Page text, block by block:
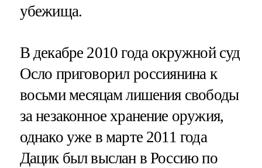
убежища.
В декабре 2010 года окружной суд
Осло приговорил россиянина к
восьми месяцам лишения свободы
за незаконное хранение оружия,
однако уже в марте 2011 года
Дацик был выслан в Россию по